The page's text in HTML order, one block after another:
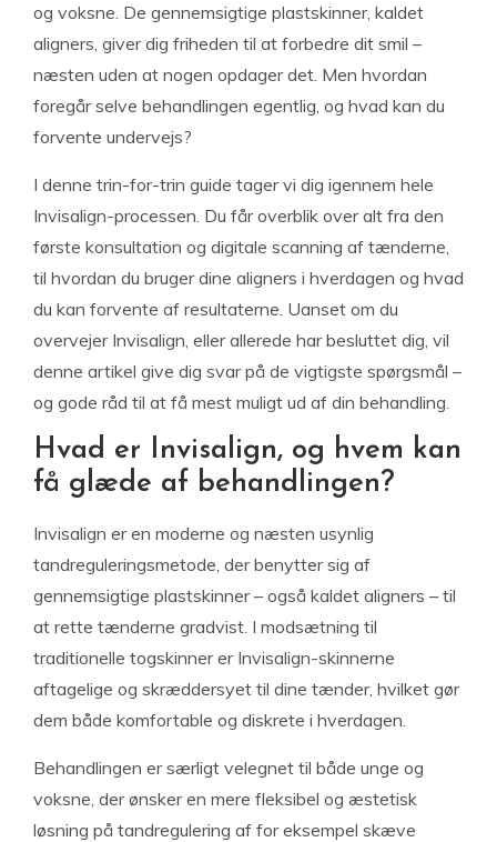
og voksne. De gennemsigtige plastskinner, kaldet
aligners, giver dig friheden til at forbedre dit smil –
næsten uden at nogen opdager det. Men hvordan
foregår selve behandlingen egentlig, og hvad kan du
forvente undervejs?
I denne trin-for-trin guide tager vi dig igennem hele
Invisalign-processen. Du får overblik over alt fra den
første konsultation og digitale scanning af tænderne,
til hvordan du bruger dine aligners i hverdagen og hvad
du kan forvente af resultaterne. Uanset om du
overvejer Invisalign, eller allerede har besluttet dig, vil
denne artikel give dig svar på de vigtigste spørgsmål –
og gode råd til at få mest muligt ud af din behandling.
Hvad er Invisalign, og hvem kan
få glæde af behandlingen?
Invisalign er en moderne og næsten usynlig
tandreguleringsmetode, der benytter sig af
gennemsigtige plastskinner – også kaldet aligners – til
at rette tænderne gradvist. I modsætning til
traditionelle togskinner er Invisalign-skinnerne
aftagelige og skræddersyet til dine tænder, hvilket gør
dem både komfortable og diskrete i hverdagen.
Behandlingen er særligt velegnet til både unge og
voksne, der ønsker en mere fleksibel og æstetisk
løsning på tandregulering af for eksempel skæve